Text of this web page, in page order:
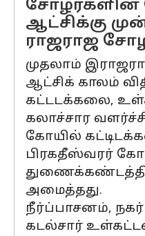
ஆட்சிக்கு
ராஜராஜ
முதலாம்
ஆட்சிக் காலம்
கட்டடக்கலை,
கலாச்சார
கோயில்
பிரகதீஸ்வரர்
அமைத்தது.
நீர்ப்பாசனம்,
கடல்சார்